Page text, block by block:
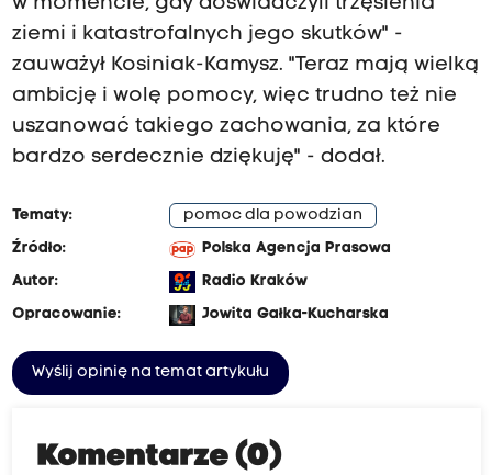
ziemi i katastrofalnych jego skutków" -
zauważył Kosiniak-Kamysz. "Teraz mają wielką
ambicję i wolę pomocy, więc trudno też nie
uszanować takiego zachowania, za które
bardzo serdecznie dziękuję" - dodał.
Tematy:
pomoc dla powodzian
Źródło:
Polska Agencja Prasowa
Autor:
Radio Kraków
Opracowanie:
Jowita Gałka-Kucharska
Wyślij opinię na temat artykułu
Komentarze (0)